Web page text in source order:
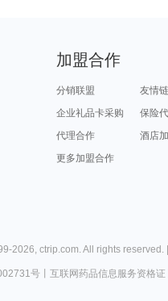
加盟合作
分销联盟
友情
企业礼品卡采购
保险
代理合作
酒店
更多加盟合作
2026, ctrip.com. All rights reserved. |
号丨 互联网药品信息服务资格证